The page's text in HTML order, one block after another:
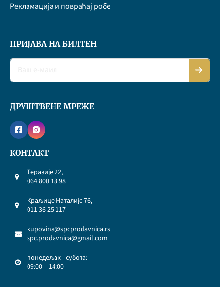
Рекламација и повраћај робе
ПРИЈАВА НА БИЛТЕН
ДРУШТВЕНЕ МРЕЖЕ
КОНТАКТ
Теразије 22,
064 800 18 98
Краљице Наталије 76,
011 36 25 117
kupovina@spcprodavnica.rs
spc.prodavnica@gmail.com
понедељак - субота:
09:00 – 14:00